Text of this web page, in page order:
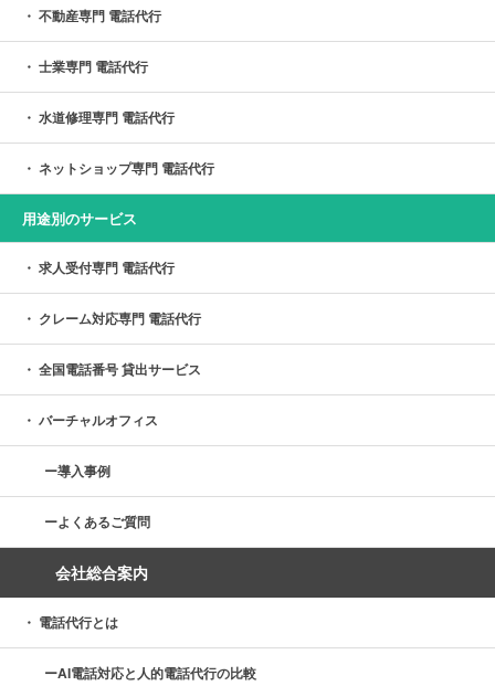
不動産専門 電話代行
士業専門 電話代行
水道修理専門 電話代行
ネットショップ専門 電話代行
用途別のサービス
求人受付専門 電話代行
クレーム対応専門 電話代行
全国電話番号 貸出サービス
バーチャルオフィス
導入事例
よくあるご質問
会社総合案内
電話代行とは
AI電話対応と人的電話代行の比較